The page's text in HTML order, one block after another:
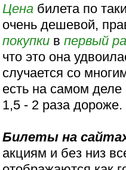
Цена билета по
очень дешевой,
покупки впервый
что это она
случается со
есть на самом деле
1,5 - 2 раза дороже.
Билеты на
акциям и без низ